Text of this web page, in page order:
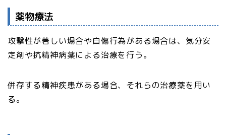
薬物療法
攻撃性が著しい場合や自傷行為がある場合は、気分安
定剤や抗精神病薬による治療を行う。
併存する精神疾患がある場合、それらの治療薬を用い
る。